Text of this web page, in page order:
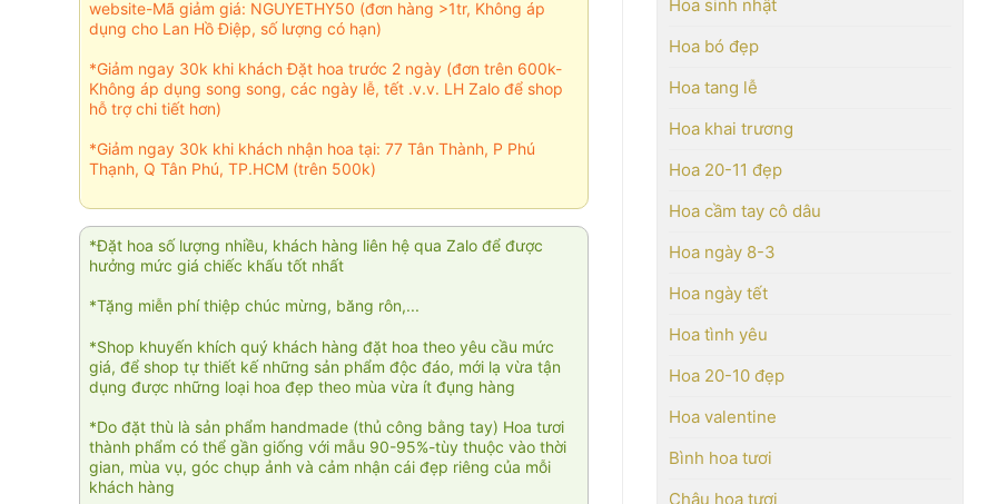
Hoa sinh nhật
Hoa bó đẹp
Hoa tang lễ
Hoa khai trương
Hoa 20-11 đẹp
Hoa cầm tay cô dâu
Hoa ngày 8-3
Hoa ngày tết
Hoa tình yêu
Hoa 20-10 đẹp
Hoa valentine
Bình hoa tươi
Chậu hoa tươi
website-Mã giảm giá: NGUYETHY50 (đơn hàng >1tr, Không áp
dụng cho Lan Hồ Điệp, số lượng có hạn)
*Giảm ngay 30k khi khách Đặt hoa trước 2 ngày (đơn trên 600k-
Không áp dụng song song, các ngày lễ, tết .v.v. LH Zalo để shop
hỗ trợ chi tiết hơn)
*Giảm ngay 30k khi khách nhận hoa tại: 77 Tân Thành, P Phú
Thạnh, Q Tân Phú, TP.HCM (trên 500k)
*Đặt hoa số lượng nhiều, khách hàng liên hệ qua Zalo để được
hưởng mức giá chiếc khấu tốt nhất
*Tặng miễn phí thiệp chúc mừng, băng rôn,...
*Shop khuyến khích quý khách hàng đặt hoa theo yêu cầu mức
giá, để shop tự thiết kế những sản phẩm độc đáo, mới lạ vừa tận
dụng được những loại hoa đẹp theo mùa vừa ít đụng hàng
*Do đặt thù là sản phẩm handmade (thủ công bằng tay) Hoa tươi
thành phẩm có thể gần giống với mẫu 90-95%-tùy thuộc vào thời
gian, mùa vụ, góc chụp ảnh và cảm nhận cái đẹp riêng của mỗi
khách hàng